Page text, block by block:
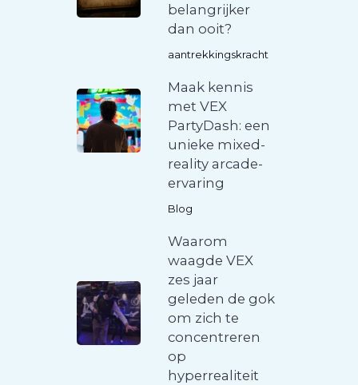
belangrijker
dan ooit?
aantrekkingskracht
Maak kennis
met VEX
PartyDash: een
unieke mixed-
reality arcade-
ervaring
Blog
Waarom
waagde VEX
zes jaar
geleden de gok
om zich te
concentreren
op
hyperrealiteit